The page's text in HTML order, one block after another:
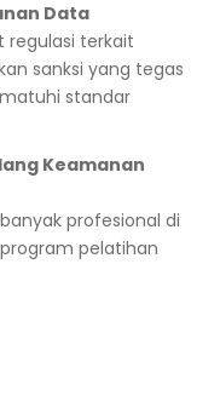
Data
terkait
sanksi yang tegas
standar
Keamanan
profesional di
pelatihan